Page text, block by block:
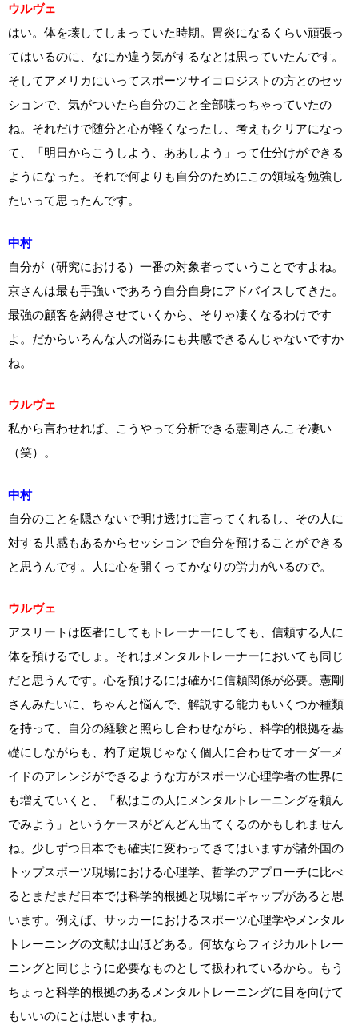
ウルヴェ
はい。体を壊してしまっていた時期。胃炎になるくらい頑張っ
てはいるのに、なにか違う気がするなとは思っていたんです。
そしてアメリカにいってスポーツサイコロジストの方とのセッ
ションで、気がついたら自分のこと全部喋っちゃっていたの
ね。それだけで随分と心が軽くなったし、考えもクリアになっ
て、「明日からこうしよう、ああしよう」って仕分けができる
ようになった。それで何よりも自分のためにこの領域を勉強し
たいって思ったんです。
中村
自分が（研究における）一番の対象者っていうことですよね。
京さんは最も手強いであろう自分自身にアドバイスしてきた。
最強の顧客を納得させていくから、そりゃ凄くなるわけです
よ。だからいろんな人の悩みにも共感できるんじゃないですか
ね。
ウルヴェ
私から言わせれば、こうやって分析できる憲剛さんこそ凄い
（笑）。
中村
自分のことを隠さないで明け透けに言ってくれるし、その人に
対する共感もあるからセッションで自分を預けることができる
と思うんです。人に心を開くってかなりの労力がいるので。
ウルヴェ
アスリートは医者にしてもトレーナーにしても、信頼する人に
体を預けるでしょ。それはメンタルトレーナーにおいても同じ
だと思うんです。心を預けるには確かに信頼関係が必要。憲剛
さんみたいに、ちゃんと悩んで、解説する能力もいくつか種類
を持って、自分の経験と照らし合わせながら、科学的根拠を基
礎にしながらも、杓子定規じゃなく個人に合わせてオーダーメ
イドのアレンジができるような方がスポーツ心理学者の世界に
も増えていくと、「私はこの人にメンタルトレーニングを頼ん
でみよう」というケースがどんどん出てくるのかもしれません
ね。少しずつ日本でも確実に変わってきてはいますが諸外国の
トップスポーツ現場における心理学、哲学のアプローチに比べ
るとまだまだ日本では科学的根拠と現場にギャップがあると思
います。例えば、サッカーにおけるスポーツ心理学やメンタル
トレーニングの文献は山ほどある。何故ならフィジカルトレー
ニングと同じように必要なものとして扱われているから。もう
ちょっと科学的根拠のあるメンタルトレーニングに目を向けて
もいいのにとは思いますね。